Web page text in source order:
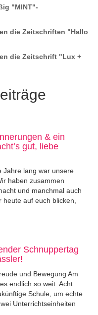
"MINT"-
die Zeitschriften "Hallo
die Zeitschrift "Lux +
& ein
gut, liebe
Jahre lang war unsere
haben zusammen
und manchmal auch
auf euch blicken,
Schnuppertag
und Bewegung Am
endlich so weit: Acht
Schule, um echte
Unterrichtseinheiten